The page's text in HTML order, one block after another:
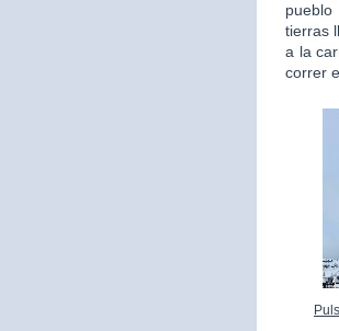
pueblo
tierras
a la
correr